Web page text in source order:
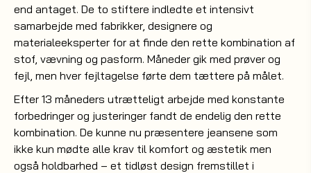
end antaget. De to stiftere indledte et intensivt
samarbejde med fabrikker, designere og
materialeeksperter for at finde den rette kombination af
stof, vævning og pasform. Måneder gik med prøver og
fejl, men hver fejltagelse førte dem tættere på målet.
Efter 13 måneders utrætteligt arbejde med konstante
forbedringer og justeringer fandt de endelig den rette
kombination. De kunne nu præsentere jeansene som
ikke kun mødte alle krav til komfort og æstetik men
også holdbarhed – et tidløst design fremstillet i